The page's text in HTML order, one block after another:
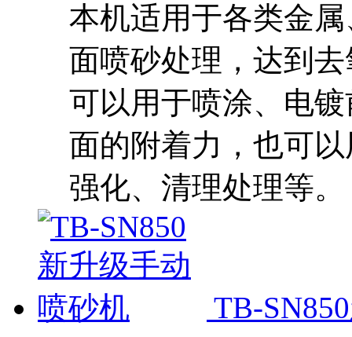
本机适用于各类金
面喷砂处理，达到
可以用于喷涂、电
面的附着力，也可
强化、清理处理等。
TB-